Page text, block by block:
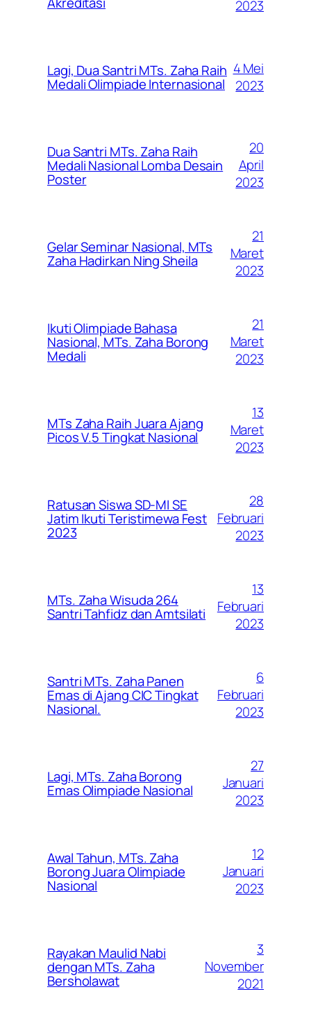
2023
Lagi, Dua Santri MTs. Zaha Raih
Medali Olimpiade Internasional
4 Mei
2023
Dua Santri MTs. Zaha Raih
Medali Nasional Lomba Desain
Poster
20
April
2023
Gelar Seminar Nasional, MTs
Zaha Hadirkan Ning Sheila
21
Maret
2023
Ikuti Olimpiade Bahasa
Nasional, MTs. Zaha Borong
Medali
21
Maret
2023
MTs Zaha Raih Juara Ajang
Picos V.5 Tingkat Nasional
13
Maret
2023
Ratusan Siswa SD-MI SE
Jatim Ikuti Teristimewa Fest
2023
28
Februari
2023
MTs. Zaha Wisuda 264
Santri Tahfidz dan Amtsilati
13
Februari
2023
Santri MTs. Zaha Panen
Emas di Ajang CIC Tingkat
Nasional.
6
Februari
2023
Lagi, MTs. Zaha Borong
Emas Olimpiade Nasional
27
Januari
2023
Awal Tahun, MTs. Zaha
Borong Juara Olimpiade
Nasional
12
Januari
2023
Rayakan Maulid Nabi
dengan MTs. Zaha
Bersholawat
3
November
2021